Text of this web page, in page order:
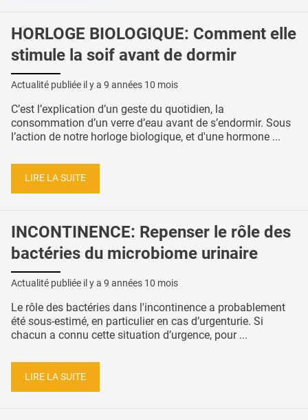
HORLOGE BIOLOGIQUE: Comment elle
stimule la soif avant de dormir
Actualité publiée il y a 9 années 10 mois
C’est l’explication d’un geste du quotidien, la
consommation d’un verre d’eau avant de s’endormir. Sous
l’action de notre horloge biologique, et d'une hormone ...
LIRE LA SUITE
INCONTINENCE: Repenser le rôle des
bactéries du microbiome urinaire
Actualité publiée il y a 9 années 10 mois
Le rôle des bactéries dans l'incontinence a probablement
été sous-estimé, en particulier en cas d’urgenturie. Si
chacun a connu cette situation d’urgence, pour ...
LIRE LA SUITE